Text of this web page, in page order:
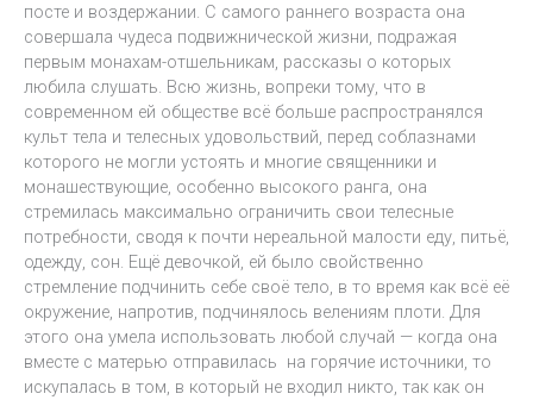
посте и воздержании. С самого раннего возраста она
совершала чудеса подвижнической жизни, подражая
первым монахам-отшельникам, рассказы о которых
любила слушать. Всю жизнь, вопреки тому, что в
современном ей обществе всё больше распространялся
культ тела и телесных удовольствий, перед соблазнами
которого не могли устоять и многие священники и
монашествующие, особенно высокого ранга, она
стремилась максимально ограничить свои телесные
потребности, сводя к почти нереальной малости еду, питьё,
одежду, сон. Ещё девочкой, ей было свойственно
стремление подчинить себе своё тело, в то время как всё её
окружение, напротив, подчинялось велениям плоти. Для
этого она умела использовать любой случай — когда она
вместе с матерью отправилась на горячие источники, то
искупалась в том, в который не входил никто, так как он